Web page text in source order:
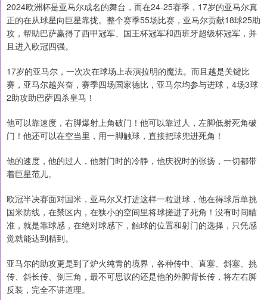
2024欧洲杯是亚马尔成名的舞台，而在24-25赛季，17岁的亚马尔真
正的在从球星向巨星靠拢。整个赛季55场比赛，亚马尔贡献18球25助
攻，帮助巴萨赢得了西甲冠军、国王杯冠军和西班牙超级杯冠军，并
且进入欧冠四强。
17岁的亚马尔，一次次在球场上表演拉明的魔法。而且越是关键比
赛，亚马尔越兴奋，赛季四场国家德比，亚马尔均参与进球，4场3球
2助攻助巴萨四杀皇马！
他可以靠速度，右脚爆射上角破门！他可以靠过人，左脚低射死角破
门！他还可以在空当里，用一脚触球，直接把球兜进死角！
他的速度，他的过人，他射门时的冷静，他庆祝时的张扬，一切都带
着巨星范儿。
欧冠半决赛面对国米，亚马尔又打进这样一粒进球，他在得球后单挑
国米防线，在禁区内，在狭小的空间里将球搓进了死角！没有时间瞄
准，就是靠球感，在绝对球感下，触球的位置和射门的选择，只凭感
觉就能达到精到。
亚马尔的助攻更是到了炉火纯青的境界，各种传中、直塞、斜塞、挑
传、斜长传、倒三角，最不可思议的还是他的外脚背长传，将左右脚
反装，完全不讲道理。